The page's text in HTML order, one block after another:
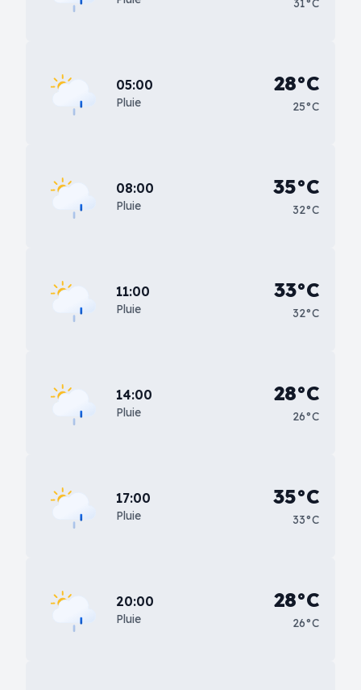
31°C
05:00
Pluie
28°C
25°C
08:00
Pluie
35°C
32°C
11:00
Pluie
33°C
32°C
14:00
Pluie
28°C
26°C
17:00
Pluie
35°C
33°C
20:00
Pluie
28°C
26°C